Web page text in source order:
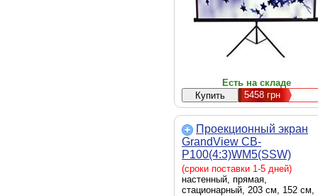
Есть на складе
5458 грн
Проекционный экран
GrandView CB-
P100(4:3)WM5(SSW)
(сроки поставки 1-5 дней)
настенный, прямая,
стационарный, 203 см, 152 см,